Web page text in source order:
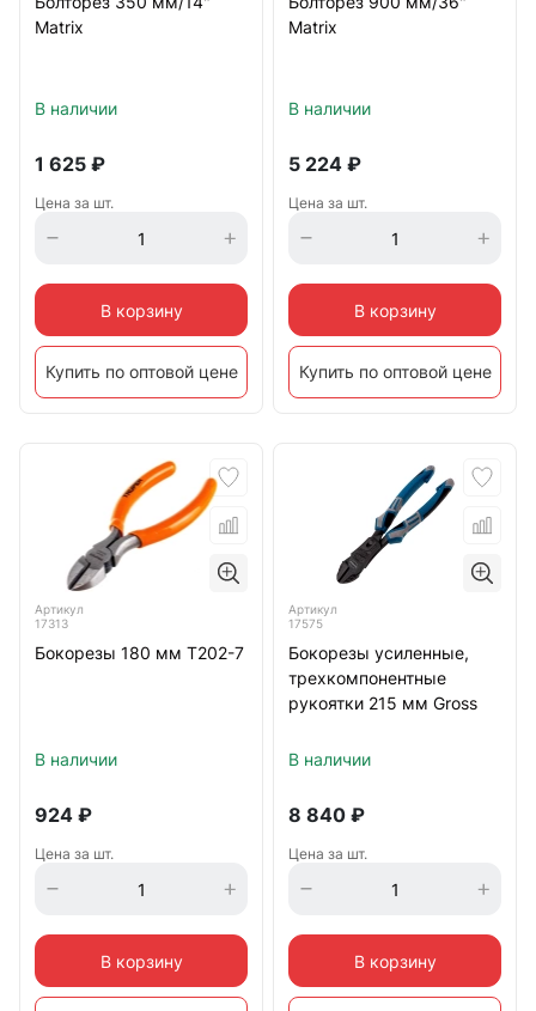
Matrix
В наличии
1 625 ₽
Цена за шт.
В корзину
Купить по оптовой цене
Matrix
В наличии
5 224 ₽
Цена за шт.
В корзину
Купить по оптовой цене
Артикул
17313
Бокорезы 180 мм Т202-7
В наличии
924 ₽
Цена за шт.
В корзину
Артикул
17575
Бокорезы усиленные,
трехкомпонентные
рукоятки 215 мм Gross
В наличии
8 840 ₽
Цена за шт.
В корзину